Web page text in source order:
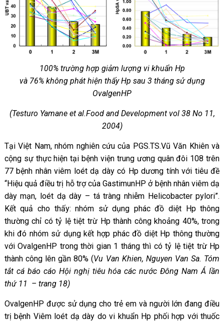
100% trường hợp giảm lượng vi khuẩn Hp
và 76% không phát hiện thấy Hp sau 3 tháng sử dụng
OvalgenHP
(Testuro Yamane et al.Food and Development vol 38 No 11,
2004)
Tại Việt Nam, nhóm nghiên cứu của PGS.TS.Vũ Văn Khiên và
cộng sự thực hiện tại bệnh viện trung ương quân đôi 108 trên
77 bệnh nhân viêm loét dạ dày có Hp dương tính với tiêu đề
“Hiệu quả điều trị hỗ trợ của GastimunHP ở bệnh nhân viêm dạ
dày mạn, loét dạ dày – tá tràng nhiễm Helicobacter pylori”.
Kết quả cho thấy: nhóm sử dụng phác đồ diệt Hp thông
thường chỉ có tỷ lệ tiệt trừ Hp thành công khoảng 40%, trong
khi đó nhóm sử dụng kết hợp phác đồ diệt Hp thông thường
với OvalgenHP trong thời gian 1 tháng thì có tỷ lệ tiệt trừ Hp
thành công lên gần 80% (Vu Van Khien, Nguyen Van Sa. Tóm
tắt cá báo cáo Hội nghị tiêu hóa các nước Đông Nam Á lần
thứ 11 – trang 18)
OvalgenHP được sử dụng cho trẻ em và người lớn đang điều
trị bệnh Viêm loét dạ dày do vi khuẩn Hp phối hợp với thuốc